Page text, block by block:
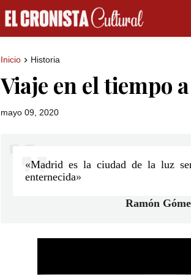
Inicio Historia
Viaje en el tiempo
mayo 09, 2020
«Madrid es la ciudad de la luz
enternecida»
Ramón